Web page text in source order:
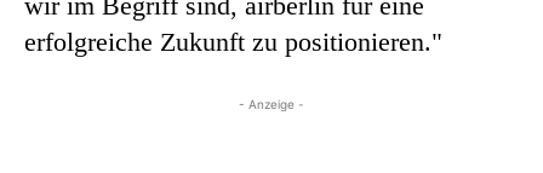
erfolgreiche Zukunft zu positionieren."
- Anzeige -